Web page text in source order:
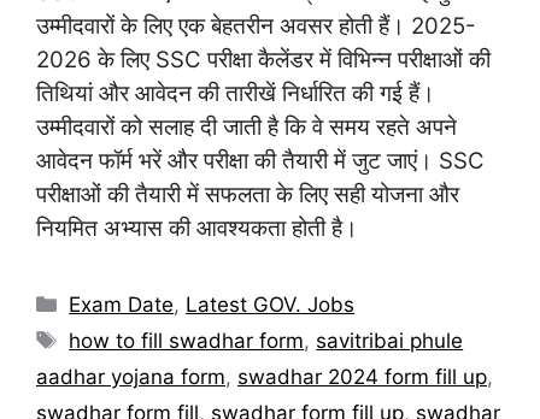
उम्मीदवारों के लिए एक बेहतरीन अवसर होती हैं। 2025-
2026 के लिए SSC परीक्षा कैलेंडर में विभिन्न परीक्षाओं की
तिथियां और आवेदन की तारीखें निर्धारित की गई हैं।
उम्मीदवारों को सलाह दी जाती है कि वे समय रहते अपने
आवेदन फॉर्म भरें और परीक्षा की तैयारी में जुट जाएं। SSC
परीक्षाओं की तैयारी में सफलता के लिए सही योजना और
नियमित अभ्यास की आवश्यकता होती है।
Categories
Exam Date, Latest GOV. Jobs
Tags
how to fill swadhar form, savitribai phule
aadhar yojana form, swadhar 2024 form fill up,
swadhar form fill, swadhar form fill up, swadhar